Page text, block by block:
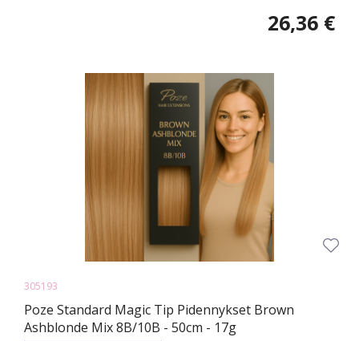
26,36 €
305193
Poze Standard Magic Tip Pidennykset Brown
Ashblonde Mix 8B/10B - 50cm - 17g